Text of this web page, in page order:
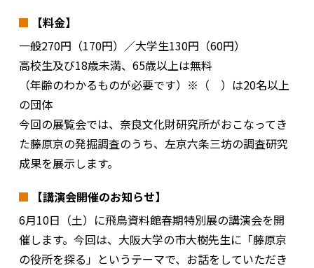
【料金】
一般270円（170円）／大学生130円（60円）
高校生及び18歳未満、65歳以上は無料
（年齢のわかるものが必要です）※（ ）は20名以上
の団体
今回の展覧会では、奈良文化財研究所がおこなってき
た藤原京の発掘調査のうち、左京六条三坊の調査研究
成果を展示します。
【講演会開催のお知らせ】
6月10日（土）に飛鳥資料館春期特別展の講演会を開
催します。今回は、大阪大学の市大樹先生に「藤原京
の役所を探る」というテーマで、お話をしていただき